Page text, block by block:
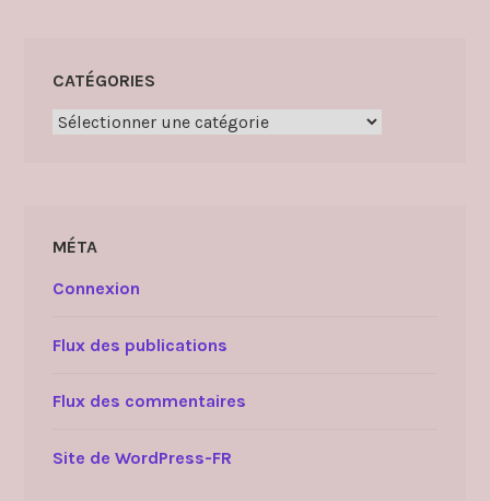
CATÉGORIES
Catégories
MÉTA
Connexion
Flux des publications
Flux des commentaires
Site de WordPress-FR